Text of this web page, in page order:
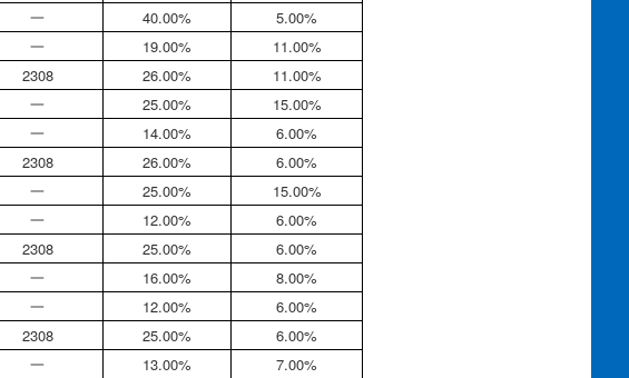
一 40.00% 5.00%
一 19.00%
11.00%
2308
26.00%
11.00%
一 25.00% 15.00%
一 14.00%
6.00%
2308
26.00%
6.00%
一 25.00% 15.00%
一 12.00%
6.00%
2308
25.00%
6.00%
一 16.00% 8.00%
一 12.00%
6.00%
2308
25.00% 6.00%
一 13.00%
7.00%